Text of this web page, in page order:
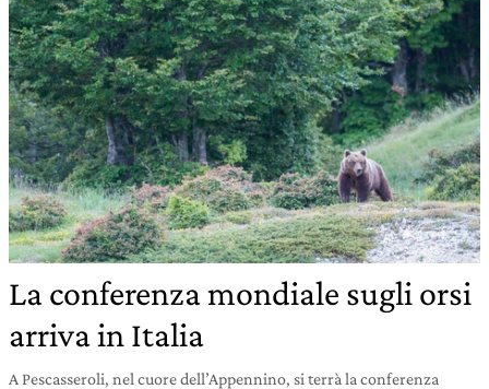
La conferenza mondiale sugli orsi
arriva in Italia
A Pescasseroli, nel cuore dell’Appennino, si terrà la conferenza